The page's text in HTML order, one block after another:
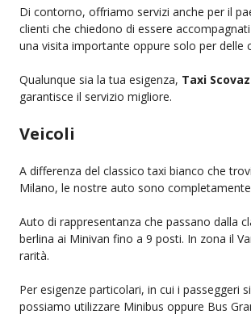
Di contorno, offriamo servizi anche per il
clienti che chiedono di essere
una visita importante oppure solo per delle
Qualunque sia la tua esigenza, Taxi
garantisce il servizio migliore.
Veicoli
A differenza del classico taxi bianco che
Milano, le nostre auto sono
Auto di rappresentanza che passano dalla
berlina ai Minivan fino a 9 posti. In zona il
rarità.
Per esigenze particolari, in cui i passeggeri
possiamo utilizzare Minibus oppure Bus